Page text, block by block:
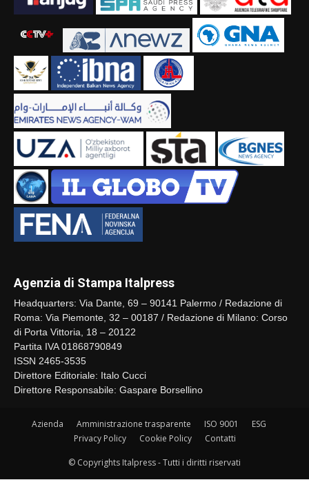
Agenzia di Stampa Italpress
Headquarters: Via Dante, 69 – 90141 Palermo / Redazione di
Roma: Via Piemonte, 32 – 00187 / Redazione di Milano: Corso
di Porta Vittoria, 18 – 20122
Partita IVA 01868790849
ISSN 2465-3535
Direttore Editoriale: Italo Cucci
Direttore Responsabile: Gaspare Borsellino
Azienda Amministrazione trasparente ISO 9001
ESG
Privacy Policy
Cookie Policy Contatti
© Copyrights Italpress - Tutti i diritti riservati